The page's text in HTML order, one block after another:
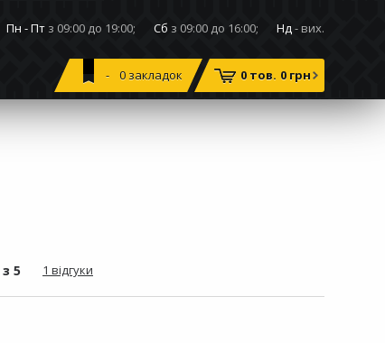
Пн - Пт з 09:00 до 19:00; Сб з 09:00 до 16:00; Нд- вих.
0закладок 0 тов. 0 грн
з 5 1 відгуки